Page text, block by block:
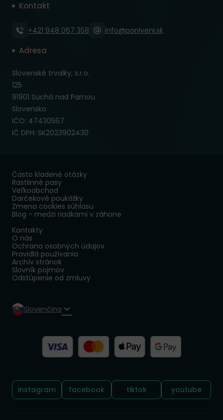
Kontakt
+421 948 067 358 info@poniveni.sk
Adresa
Slovenské trvalky, s.r.o.
125
91901 Suchá nad Parnou
Slovensko
IČO: 47430567
IČ DPH: SK2023902430
Často kladené otázky
Rastlinné pasy
Veľkoobchod
Darčekové poukážky
Zmena cookies súhlasu
Blog - medzi riadkami v záhone
Kontakty
O nás
Ochrana osobných údajov
Pravidlá používania
Archív stránok
Slovník pojmov
Odstúpenie od zmluvy
Slovenčina
Sledujte nás:
instagram facebook tiktok youtube